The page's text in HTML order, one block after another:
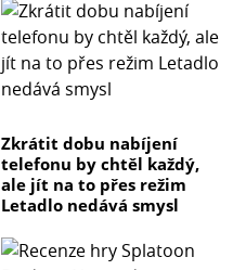
Zkrátit dobu nabíjení
telefonu by chtěl každý,
ale jít na to přes režim
Letadlo nedává smysl